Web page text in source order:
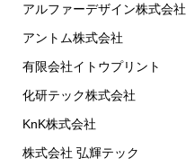
アルファーデザイン株式会社
アントム株式会社
有限会社イトウプリント
化研テック株式会社
KnK株式会社
株式会社 弘輝テック